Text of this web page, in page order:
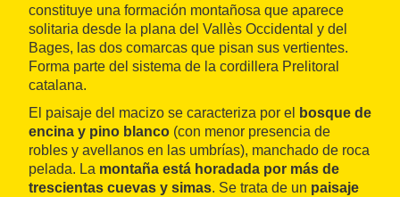
constituye una formación montañosa que aparece
solitaria desde la plana del Vallès Occidental y del
Bages, las dos comarcas que pisan sus vertientes.
Forma parte del sistema de la cordillera Prelitoral
catalana.
El paisaje del macizo se caracteriza por el
bosque de
encina y pino blanco (con menor presencia de
robles y avellanos en las umbrías), manchado de roca
pelada. La montaña está horadada por más de
trescientas cuevas y simas. Se trata de un paisaje